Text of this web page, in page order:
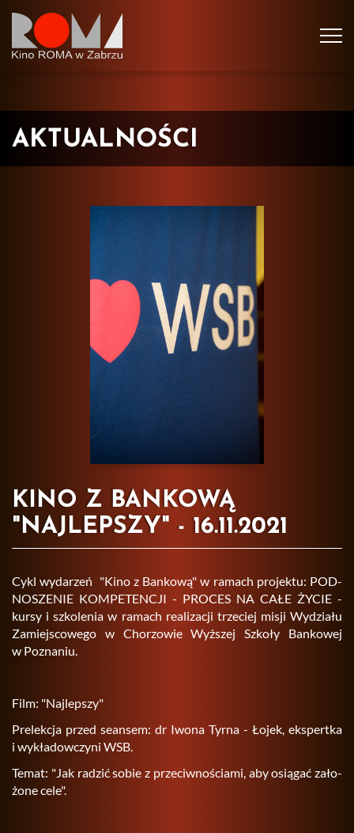
AKTUALNOŚCI
KINO Z BANKOWĄ
"NAJLEPSZY" - 16.11.2021
Cykl wy­da­rzeń "Kino z Ban­ko­wą" w ra­mach pro­jek­tu: POD­
NO­SZE­NIE KOM­PE­TEN­CJI - PRO­CES NA CAŁE ŻYCIE -
kursy i szko­le­nia w ra­mach re­ali­za­cji trze­ciej misji Wy­dzia­łu
Za­miej­sco­we­go w Cho­rzo­wie Wyż­szej Szko­ły Ban­ko­wej
w Po­zna­niu.
Film: "Naj­lep­szy"
Pre­lek­cja przed se­an­sem: dr Iwona Tyrna - Łojek, eks­pert­ka
i wy­kła­dow­czy­ni WSB.
Temat: "Jak ra­dzić sobie z prze­ciw­no­ścia­mi, aby osią­gać za­ło­
żo­ne cele".